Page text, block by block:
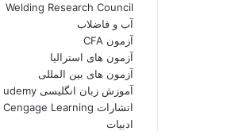
Welding Research Council
آب و فاضلاب
آزمون CFA
آزمون های استرالیا
آزمون های بین المللی
آموزش زبان انگلیسی udemy
اتشارات Cengage Learning
ادبیات